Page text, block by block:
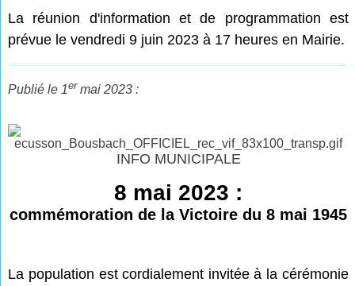
La réunion d'information et de programmation est
prévue le vendredi 9 juin 2023 à 17 heures en Mairie.
Publié le 1er mai 2023 :
INFO MUNICIPALE
8 mai 2023 :
commémoration de la Victoire du 8 mai 1945
La population est cordialement invitée à la cérémonie